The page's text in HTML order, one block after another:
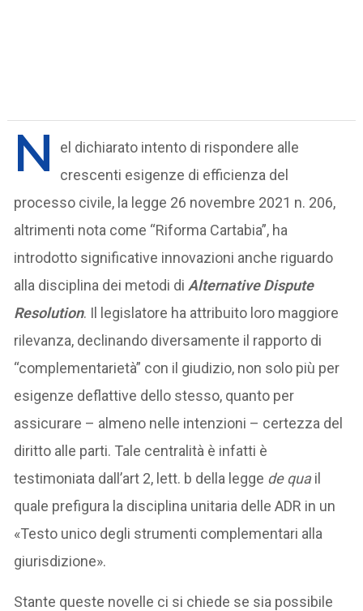
N
el dichiarato intento di rispondere alle
crescenti esigenze di efficienza del
processo civile, la legge 26 novembre 2021 n. 206,
altrimenti nota come “Riforma Cartabia”, ha
introdotto significative innovazioni anche riguardo
alla disciplina dei metodi di Alternative Dispute
Resolution. Il legislatore ha attribuito loro maggiore
rilevanza, declinando diversamente il rapporto di
“complementarietà” con il giudizio, non solo più per
esigenze deflattive dello stesso, quanto per
assicurare – almeno nelle intenzioni – certezza del
diritto alle parti. Tale centralità è infatti è
testimoniata dall’art 2, lett. b della legge de quail
quale prefigura la disciplina unitaria delle ADR in un
«Testo unico degli strumenti complementari alla
giurisdizione».
Stante queste novelle ci si chiede se sia possibile